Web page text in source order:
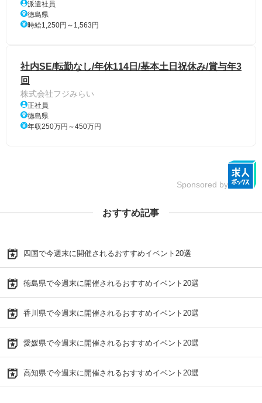
派遣社員
徳島県
時給1,250円～1,563円
社内SE/転勤なし/年休114日/基本土日祝休み/賞与年3
回
株式会社フジみらい
正社員
徳島県
年収250万円～450万円
Sponsored by
おすすめ記事
四国で今週末に開催されるおすすめイベント20選
徳島県で今週末に開催されるおすすめイベント20選
香川県で今週末に開催されるおすすめイベント20選
愛媛県で今週末に開催されるおすすめイベント20選
高知県で今週末に開催されるおすすめイベント20選